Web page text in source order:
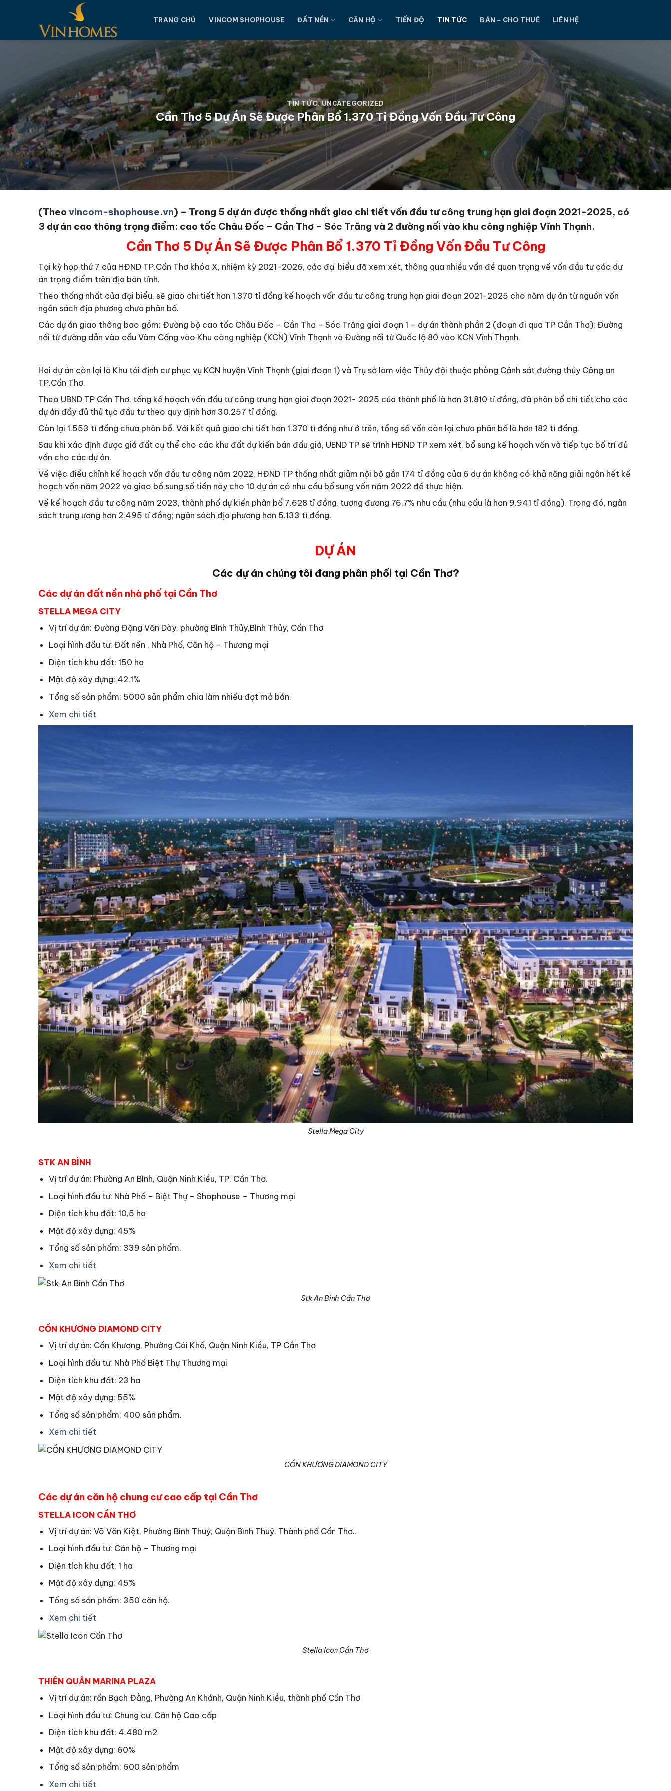
dung
TRANG CHỦ VINCOM SHOPHOUSE ĐẤT NỀN CĂN HỘ TIẾN ĐỘ TIN TỨC BÁN – CHO THUÊ LIÊN HỆ
TIN TỨC,UNCATEGORIZED
Cần Thơ 5 Dự Án Sẽ Được Phân Bổ 1.370 Tỉ Đồng Vốn Đầu Tư Công
(Theo vincom-shophouse.vn) – Trong 5 dự án được thống nhất giao chi tiết vốn đầu tư công trung hạn giai đoạn 2021-2025, có
3 dự án cao thông trọng điểm: cao tốc Châu Đốc – Cần Thơ – Sóc Trăng và 2 đường nối vào khu công nghiệp Vĩnh Thạnh.
Cần Thơ 5 Dự Án Sẽ Được Phân Bổ 1.370 Tỉ Đồng Vốn Đầu Tư Công
Tại kỳ họp thứ 7 của HĐND TP.Cần Thơ khóa X, nhiệm kỳ 2021-2026, các đại biểu đã xem xét, thông qua nhiều vấn đề quan trọng về vốn đầu tư các dự
án trọng điểm trên địa bàn tỉnh.
Theo thống nhất của đại biểu, sẽ giao chi tiết hơn 1.370 tỉ đồng kế hoạch vốn đầu tư công trung hạn giai đoạn 2021-2025 cho năm dự án từ nguồn vốn
ngân sách địa phương chưa phân bổ.
Các dự án giao thông bao gồm: Đường bộ cao tốc Châu Đốc – Cần Thơ – Sóc Trăng giai đoạn 1 – dự án thành phần 2 (đoạn đi qua TP Cần Thơ); Đường
nối từ đường dẫn vào cầu Vàm Cống vào Khu công nghiệp (KCN) Vĩnh Thạnh và Đường nối từ Quốc lộ 80 vào KCN Vĩnh Thạnh.
Hai dự án còn lại là Khu tái định cư phục vụ KCN huyện Vĩnh Thạnh (giai đoạn 1) và Trụ sở làm việc Thủy đội thuộc phòng Cảnh sát đường thủy Công an
TP.Cần Thơ.
Theo UBND TP Cần Thơ, tổng kế hoạch vốn đầu tư công trung hạn giai đoạn 2021- 2025 của thành phố là hơn 31.810 tỉ đồng, đã phân bổ chi tiết cho các
dự án đầy đủ thủ tục đầu tư theo quy định hơn 30.257 tỉ đồng.
Còn lại 1.553 tỉ đồng chưa phân bổ. Với kết quả giao chi tiết hơn 1.370 tỉ đồng như ở trên, tổng số vốn còn lại chưa phân bổ là hơn 182 tỉ đồng.
Sau khi xác định được giá đất cụ thể cho các khu đất dự kiến bán đấu giá, UBND TP sẽ trình HĐND TP xem xét, bổ sung kế hoạch vốn và tiếp tục bố trí đủ
vốn cho các dự án.
Về việc điều chỉnh kế hoạch vốn đầu tư công năm 2022, HĐND TP thống nhất giảm nội bộ gần 174 tỉ đồng của 6 dự án không có khả năng giải ngân hết kế
hoạch vốn năm 2022 và giao bổ sung số tiền này cho 10 dự án có nhu cầu bổ sung vốn năm 2022 để thực hiện.
Về kế hoạch đầu tư công năm 2023, thành phố dự kiến phân bổ 7.628 tỉ đồng, tương đương 76,7% nhu cầu (nhu cầu là hơn 9.941 tỉ đồng). Trong đó, ngân
sách trung ương hơn 2.495 tỉ đồng; ngân sách địa phương hơn 5.133 tỉ đồng.
DỰ ÁN
Các dự án chúng tôi đang phân phối tại Cần Thơ?
Các dự án đất nền nhà phố tại Cần Thơ
STELLA MEGA CITY
Vị trí dự án: Đường Đặng Văn Dày, phường Bình Thủy,Bình Thủy, Cần Thơ
Loại hình đầu tư: Đất nền , Nhà Phố, Căn hộ – Thương mại
Diện tích khu đất: 150 ha
Mật độ xây dựng: 42,1%
Tổng số sản phẩm: 5000 sản phẩm chia làm nhiều đợt mở bán.
Xem chi tiết
Stella Mega City
STK AN BÌNH
Vị trí dự án: Phường An Bình, Quận Ninh Kiều, TP. Cần Thơ.
Loại hình đầu tư: Nhà Phố – Biệt Thự – Shophouse – Thương mại
Diện tích khu đất: 10,5 ha
Mật độ xây dựng: 45%
Tổng số sản phẩm: 339 sản phẩm.
Xem chi tiết
Stk An Bình Cần Thơ
CỒN KHƯƠNG DIAMOND CITY
Vị trí dự án: Cồn Khương, Phường Cái Khế, Quận Ninh Kiều, TP Cần Thơ
Loại hình đầu tư: Nhà Phố Biệt Thự Thương mại
Diện tích khu đất: 23 ha
Mật độ xây dựng: 55%
Tổng số sản phẩm: 400 sản phẩm.
Xem chi tiết
CỒN KHƯƠNG DIAMOND CITY
Các dự án căn hộ chung cư cao cấp tại Cần Thơ
STELLA ICON CẦN THƠ
Vị trí dự án: Võ Văn Kiệt, Phường Bình Thuỷ, Quận Bình Thuỷ, Thành phố Cần Thơ..
Loại hình đầu tư: Căn hộ – Thương mại
Diện tích khu đất: 1 ha
Mật độ xây dựng: 45%
Tổng số sản phẩm: 350 căn hộ.
Xem chi tiết
Stella Icon Cần Thơ
THIÊN QUÂN MARINA PLAZA
Vị trí dự án: rần Bạch Đằng, Phường An Khánh, Quận Ninh Kiều, thành phố Cần Thơ
Loại hình đầu tư: Chung cư, Căn hộ Cao cấp
Diện tích khu đất: 4.480 m2
Mật độ xây dựng: 60%
Tổng số sản phẩm: 600 sản phẩm
Xem chi tiết